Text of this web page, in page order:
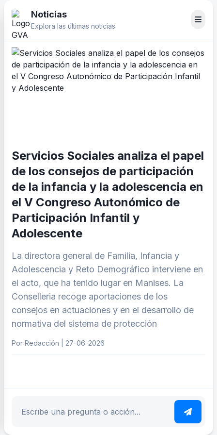
Noticias
Explora las últimas noticias
Servicios Sociales analiza el papel
de los consejos de participación
de la infancia y la adolescencia en
el V Congreso Autonómico de
Participación Infantil y
Adolescente
La directora general de Familia, Infancia y
Adolescencia y Reto Demográfico interviene en
el acto, que ha tenido lugar en Manises. La
Conselleria recoge aportaciones de los
consejos en actuaciones y en el desarrollo de
normativa del sistema de protección
Por Redacción | 27-06-2026
Escribe tu pregunta